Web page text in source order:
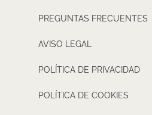
PREGUNTAS FRECUENTES
AVISO LEGAL
POLÍTICA DE PRIVACIDAD
POLÍTICA DE COOKIES